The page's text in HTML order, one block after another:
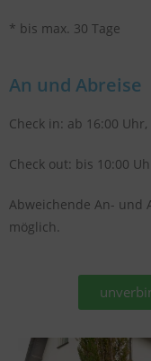
* bis max. 30 Tage
An und Abreise
Check in: ab 16:00 Uhr,
Check out: bis 10:00
Abweichende An- und
möglich.